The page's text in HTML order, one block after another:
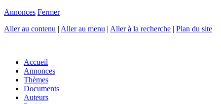
Annonces Fermer
Aller au contenu | Aller au menu | Aller à la recherche | Plan du site
Accueil
Annonces
Thèmes
Documents
Auteurs